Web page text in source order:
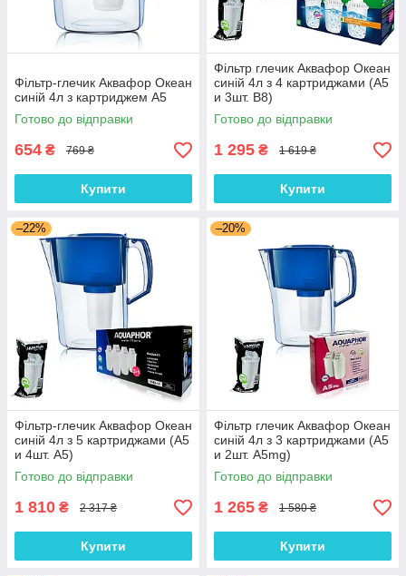
Фільтр-глечик Аквафор Океан
синій 4л з картриджем А5
Готово до відправки
654 ₴ 769 ₴
Купити
Фільтр глечик Аквафор Океан
синій 4л з 4 картриджами (А5
и 3шт. В8)
Готово до відправки
1 295 ₴ 1 619 ₴
Купити
–22%
Фільтр-глечик Аквафор Океан
синій 4л з 5 картриджами (А5
и 4шт. A5)
Готово до відправки
1 810 ₴ 2 317 ₴
Купити
–20%
Фільтр глечик Аквафор Океан
синій 4л з 3 картриджами (А5
и 2шт. А5mg)
Готово до відправки
1 265 ₴ 1 580 ₴
Купити